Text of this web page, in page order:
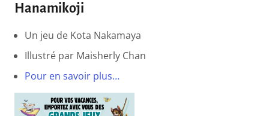
Hanamikoji
Un jeu de Kota Nakamaya
Illustré par Maisherly Chan
Pour en savoir plus…